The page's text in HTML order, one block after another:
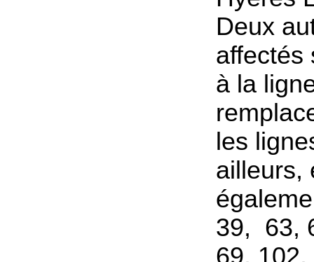
Deux
affectés
à la
les
ailleurs,
39, 63,
69, 102,